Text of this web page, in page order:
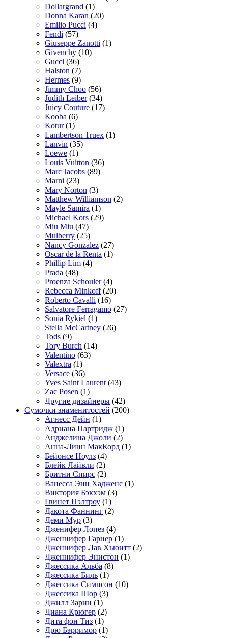
Dollargrand (1)
Donna Karan (20)
Emilio Pucci (4)
Fendi (57)
Giuseppe Zanotti (1)
Givenchy (10)
Gucci (36)
Halston (7)
Hermes (9)
Jimmy Choo (56)
Judith Leiber(34)
Juicy Couture (17)
Kooba (6)
Kotur(1)
Lambertson Truex (1)
Lanvin (35)
Loewe (1)
Louis Vuitton (36)
Marc Jacobs (89)
Marni (23)
Mary Norton (3)
Matthew Williamson (2)
Mayle Samira (1)
Michael Kors (29)
Miu Miu (47)
Mulberry (25)
Nancy Gonzalez (27)
Oscar de la Renta (1)
Phillip Lim (4)
Prada (48)
Proenza Schouler(4)
Rebecca Minkoff(20)
Roberto Cavalli (16)
Salvatore Ferragamo (27)
Sonia Rykiel (1)
Stella McCartney (26)
Tods (9)
Tory Burch (14)
Valentino (63)
Valextra (1)
Versace (36)
Yves Saint Laurent (43)
Zac Posen (1)
Другие дизайнеры (42)
Сумочки знаменитостей (200)
Агнесс Дейн (1)
Адриана Партридж (1)
Анджелина Джоли (2)
Анна-Линн МакКорд (1)
Бейонсе Ноулз (4)
Блейк Лайвли (2)
Бритни Спирс (2)
Ванесса Энн Хадженс (1)
Виктория Бэкхэм (3)
Гвинет Пэлтроу (1)
Дакота Фаннинг (2)
Деми Мур (3)
Дженифер Лопез (4)
Дженнифер Гарнер (1)
Дженнифер Лав Хьюитт (2)
Дженнифер Энистон (1)
Джессика Альба (8)
Джессика Биль (1)
Джессика Симпсон (10)
Джессика Шор (3)
Джилл Зарин (1)
Диана Крюгер (2)
Дита фон Тиз (1)
Дрю Бэрримор (1)